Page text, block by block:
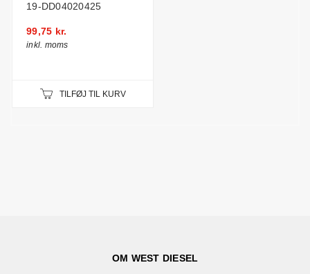
19-DD04020425
99,75 kr.
inkl. moms
TILFØJ TIL KURV
OM WEST DIESEL